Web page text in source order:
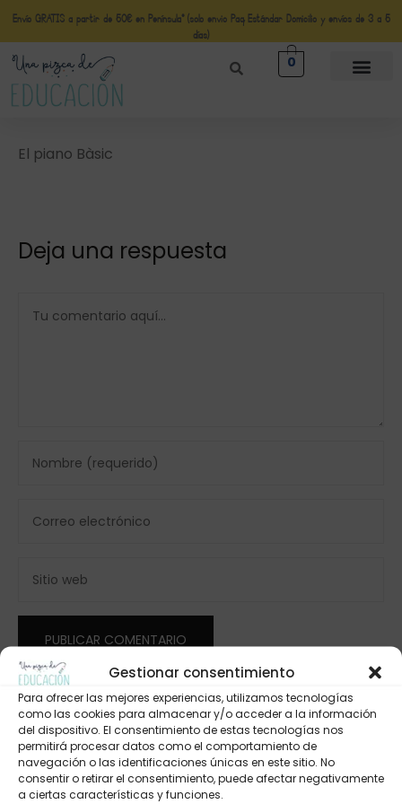
Gestionar consentimiento
Para ofrecer las mejores experiencias, utilizamos tecnologías
como las cookies para almacenar y/o acceder a la información
del dispositivo. El consentimiento de estas tecnologías nos
permitirá procesar datos como el comportamiento de
navegación o las identificaciones únicas en este sitio. No
consentir o retirar el consentimiento, puede afectar negativamente
a ciertas características y funciones.
Envío GRATIS a partir de 50€ en Península* (solo envio Paq Estándar Domicilio y envíos de 3 a 5
días)
0
El piano Bàsic
Deja una respuesta